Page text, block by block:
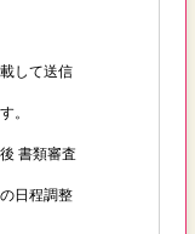
して送信
。
書類審査
日程調整